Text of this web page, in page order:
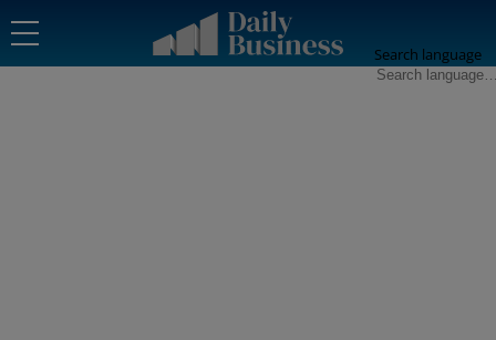
Search language